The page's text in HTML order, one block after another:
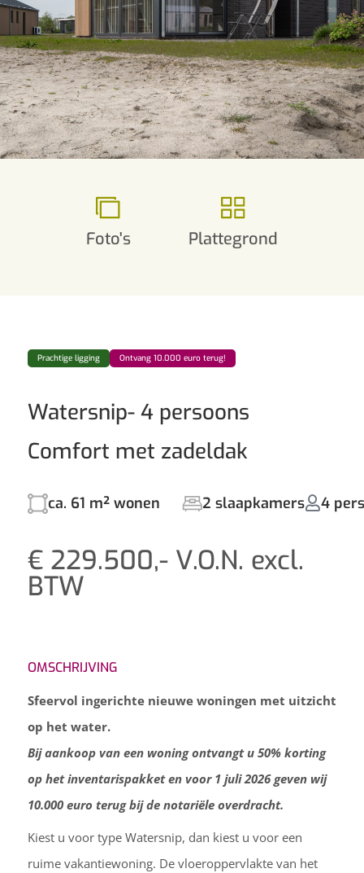
Foto's Plattegrond
Prachtige ligging Ontvang 10.000 euro terug!
Watersnip- 4 persoons
Comfort met zadeldak
ca. 61 m² wonen 2 slaapkamers 4
€ 229.500,- V.O.N. excl.
BTW
OMSCHRIJVING
Sfeervol ingerichte nieuwe woningen met uitzicht
op het water.
Bij aankoop van een woning ontvangt u 50% korting
op het inventarispakket en voor 1 juli 2026 geven wij
10.000 euro terug bij de notariële overdracht.
Kiest u voor type Watersnip, dan kiest u voor een
ruime vakantiewoning. De vloeroppervlakte van het